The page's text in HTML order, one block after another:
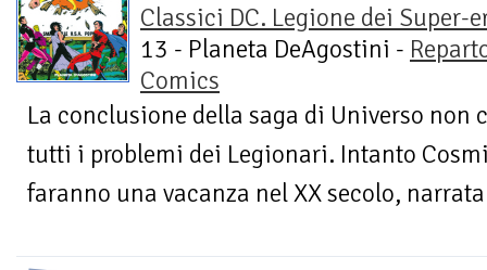
Classici DC. Legione dei Super-
13 - Planeta DeAgostini -
Comics
La conclusione della saga di Universo non
tutti i problemi dei Legionari. Intanto
faranno una vacanza nel XX secolo,